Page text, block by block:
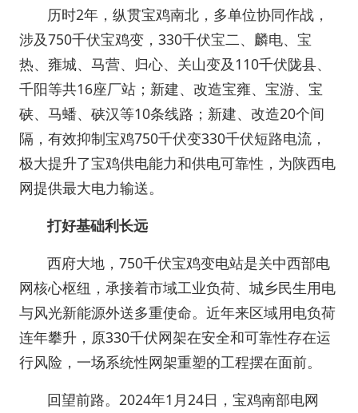
历时2年，纵贯宝鸡南北，多单位协同作战，
涉及750千伏宝鸡变，330千伏宝二、麟电、宝
热、雍城、马营、归心、关山变及110千伏陇县、
千阳等共16座厂站；新建、改造宝雍、宝游、宝
硖、马蟠、硖汉等10条线路；新建、改造20个间
隔，有效抑制宝鸡750千伏变330千伏短路电流，
极大提升了宝鸡供电能力和供电可靠性，为陕西电
网提供最大电力输送。
打好基础利长远
西府大地，750千伏宝鸡变电站是关中西部电
网核心枢纽，承接着市域工业负荷、城乡民生用电
与风光新能源外送多重使命。近年来区域用电负荷
连年攀升，原330千伏网架在安全和可靠性存在运
行风险，一场系统性网架重塑的工程摆在面前。
回望前路。2024年1月24日，宝鸡南部电网